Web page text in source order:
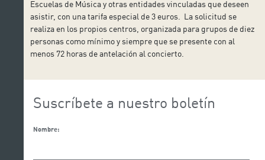
Escuelas de Música y otras entidades vinculadas que deseen
asistir, con una tarifa especial de 3 euros. La solicitud se
realiza en los propios centros, organizada para grupos de diez
personas como mínimo y siempre que se presente con al
menos 72 horas de antelación al concierto.
Suscríbete a nuestro boletín
Nombre: